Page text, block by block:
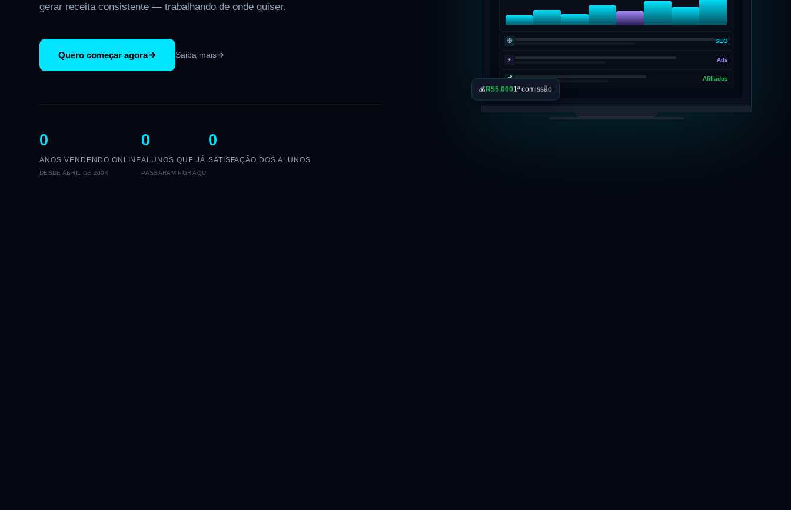
gerar receita consistente — trabalhando de onde quiser.
Quero começar agora Saiba mais
0
ANOS VENDENDO ONLINE
DESDE ABRIL DE 2004
0
ALUNOS QUE JÁ
PASSARAM POR AQUI
0
SATISFAÇÃO DOS ALUNOS
💰R$5.0001ª comissão
🎯 SEO
⚡ Ads
💰 Afiliados